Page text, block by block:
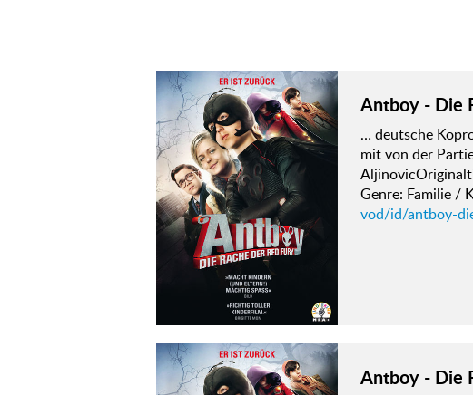
Antboy - Die
… deutsche
mit von der
Genre: Familie /
vod/id/antboy-
Antboy - Die